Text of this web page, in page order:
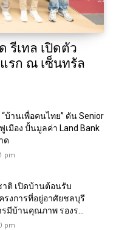
รีเทล เปิดตัว
แรก ณ เซ็นทรัล
“บ้านเพื่อคนไทย” ดัน Senior
มือง ปั้นมูลค่า Land Bank
ด
pm
าติ เปิดบ้านต้อนรับ
งการที่อยู่อาศัยชลบุรี
มีบ้านคุณภาพ รองร...
pm